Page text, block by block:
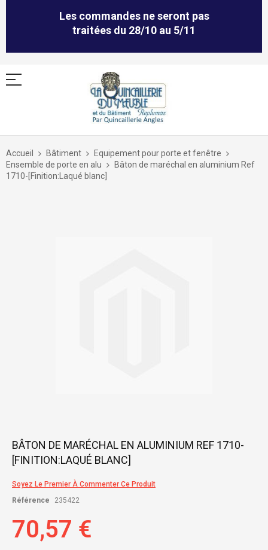
Les commandes ne seront pas
traitées du 28/10 au 5/11
Allez
contenu
Accueil Bâtiment
Equipement pour porte et fenêtre
Ensemble de porte en alu
Bâton de maréchal en aluminium Ref
1710-[Finition:Laqué blanc]
Skip
the
of
images
BÂTON DE MARÉCHAL EN ALUMINIUM REF 1710-
[FINITION:LAQUÉ BLANC]
Soyez Le Premier À Commenter Ce Produit
Référence
235422
70,57 €